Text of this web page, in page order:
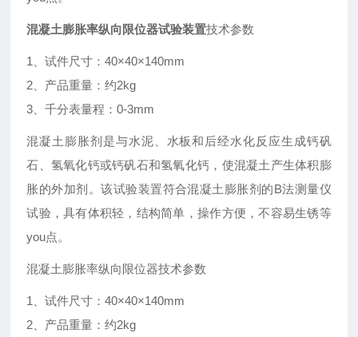
混凝土膨胀率纵向限位器试验装置技术参数
1、试件尺寸：40×40×140mm
2、产品重量：约2kg
3、千分表量程：0-3mm
混凝土膨胀剂是与水泥、水板和后经水化反应生成钙矾
石、氢氧化钙或钙矾石和氢氧化钙，使混凝土产生体积膨
胀的外加剂。该试验装置符合混凝土膨胀剂的B法测量仪
试验，具有体积轻，结构简单，操作方便，不容易生锈等
you点。
混凝土膨胀率纵向限位器技术参数
1、试件尺寸：40×40×140mm
2、产品重量：约2kg